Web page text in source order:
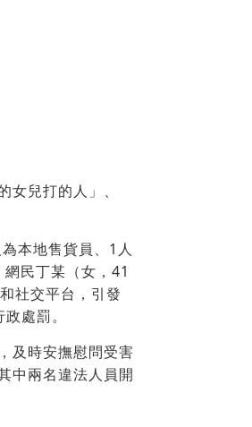
兒打的人」、
本地售貨員、1人
民丁某（女，41
社交平台，引發
處罰。
及時安撫慰問受害
中兩名違法人員開